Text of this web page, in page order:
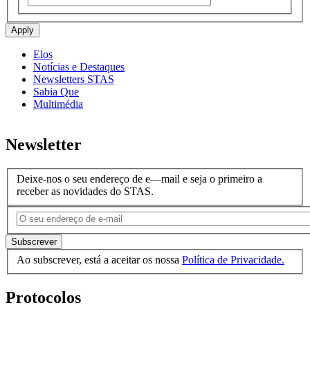
Apply
Menu
Opções
-
Nodes
Comunicação
Elos
Notícias e Destaques
Newsletters STAS
Sabia Que
Multimédia
Newsletter
Deixe-nos o seu endereço de e—mail e seja o primeiro a
receber as novidades do STAS.
Subscrever
Ao subscrever, está a aceitar os nossa Política de Privacidade.
Protocolos